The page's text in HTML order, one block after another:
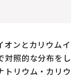
ンとカリウムイ
対照的な分布をし
トリウム・カリウ